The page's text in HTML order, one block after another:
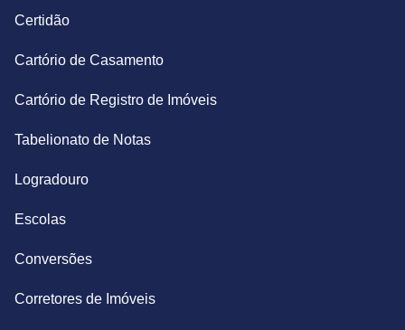
Certidão
Cartório de Casamento
Cartório de Registro de Imóveis
Tabelionato de Notas
Logradouro
Escolas
Conversões
Corretores de Imóveis